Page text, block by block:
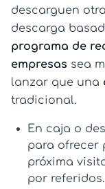
descarguen
descarga
programa de
empresas sea
lanzar que una
tradicional.
En caja o
para ofrecer
próxima
por referidos.